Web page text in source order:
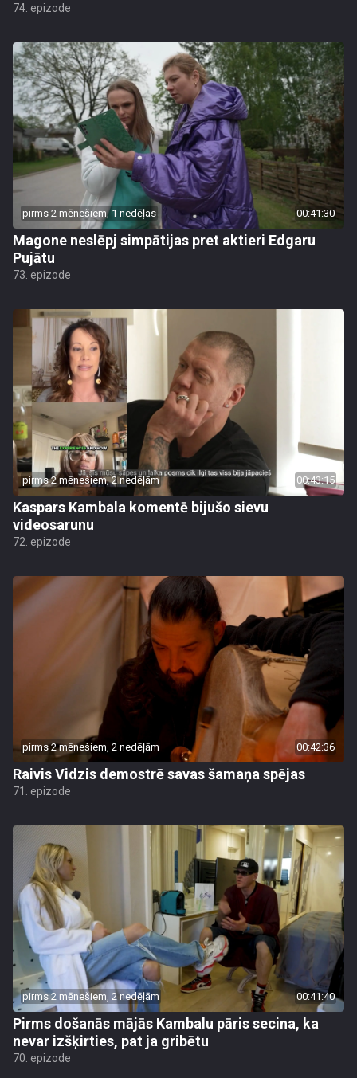
74. epizode
pirms 2 mēnešiem, 1 nedēļas 00:41:30
Magone neslēpj simpātijas pret aktieri Edgaru
Pujātu
73. epizode
pirms 2 mēnešiem, 2 nedēļām 00:43:15
Kaspars Kambala komentē bijušo sievu
videosarunu
72. epizode
pirms 2 mēnešiem, 2 nedēļām 00:42:36
Raivis Vidzis demostrē savas šamaņa spējas
71. epizode
pirms 2 mēnešiem, 2 nedēļām 00:41:40
Pirms došanās mājās Kambalu pāris secina, ka
nevar izšķirties, pat ja gribētu
70. epizode